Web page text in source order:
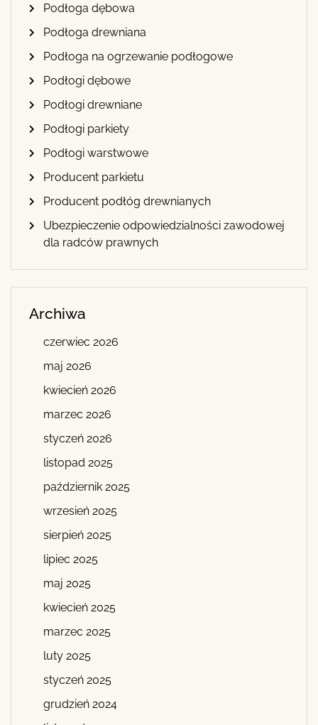
Podłoga dębowa
Podłoga drewniana
Podłoga na ogrzewanie podłogowe
Podłogi dębowe
Podłogi drewniane
Podłogi parkiety
Podłogi warstwowe
Producent parkietu
Producent podłóg drewnianych
Ubezpieczenie odpowiedzialności zawodowej
dla radców prawnych
Archiwa
czerwiec 2026
maj 2026
kwiecień 2026
marzec 2026
styczeń 2026
listopad 2025
październik 2025
wrzesień 2025
sierpień 2025
lipiec 2025
maj 2025
kwiecień 2025
marzec 2025
luty 2025
styczeń 2025
grudzień 2024